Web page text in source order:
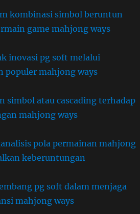
kombinasi simbol beruntun
game mahjong ways
inovasi pg soft melalui
populer mahjong ways
simbol atau cascading terhadap
mahjong ways
pola permainan mahjong
keberuntungan
pg soft dalam menjaga
mahjong ways